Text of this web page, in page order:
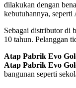
dilakukan dengan
kebutuhannya,
Sebagai distributor di
10 tahun. Pelanggan
Atap Pabrik Evo
Atap Pabrik Evo
bangunan seperti